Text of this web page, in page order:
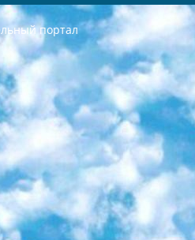
портал
перечень согласно приложению 2; 2. Педагогический при специализированных образовательных учреждениях. научно-практический центр квалификации и международной оценки (Д.Давидова) 2024 г. До 25 марта: задания по предметам, по которым будет проводиться итоговая аттестация разработка и утверждение технических условий; итоговая аттестация на основании разработанного предметного задания разработка вопросов по предметам (устно и письменно), экзамен передача; общеобразовательные средние школы и специальные учебные заведения учащиеся выпускных классов школ и интернатов в агентской системе подготовка базы данных экзаменационных материалов и критериев оценки; перевод базы экзаменационных материалов на все языки обучения подать в Республиканский образовательный центр для изготовления; варианты экзаменов на основе разработанных контрольных материалов пусть будут поставлены задачи формирования. 3. Республиканский образовательный центр (Ш.Худайкулов) до 5 апреля 2024 года. до: база данных предоставленных экзаменационных материалов на все языки обучения перевод и экспертиза; для слепых, слабовидящих, глухих, слабослышащих и умственно отсталых детей учащиеся выпускных классов специализированных школ и школ-интернатов база данных экзаменационных материалов на всех преподаваемых языках подготовка критериев оценки; специализированные школы для умственно отсталых детей и технологии для учащихся выпускных классов школ-интернатов разработка соответствующих рекомендаций и критериев проведения ЕГЭ по естествознанию давать задания. 4. Педагогический при специализированных образовательных учреждениях. Научно-практический центр навыков и международной оценки (Д.Давидова), Республика образовательный центр (Худайкулов Ш.) итоговый государственный аттестационный экзамен ориентирован на творческое и логическое мышление при подготовке базы материалов учитывать введение заданий. 5. Следует отметить, что: сертификат государственного образца о знании общеобразовательного предмета и как минимум национальный уровень B1 по предметам на иностранных языках, указанным в Приложении 2. или международно признанный сертификат эквивалентного уровня студенты, изучающие определенный предмет, освобождаются от экзамена; по соответствующим предметам запланирована итоговая государственная аттестация за день до дня, путем жеребьевки Рабочей группой (в письменной форме по предметам, проводимым в форме) из числа сформированных